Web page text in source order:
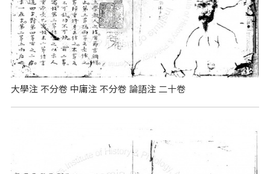
大學注 不分卷 中庸注 不分卷 論語注 二十卷